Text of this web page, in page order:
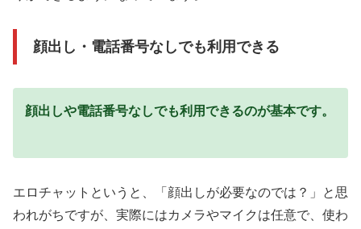
顔出し・電話番号なしでも利用できる
顔出しや電話番号なしでも利用できるのが基本です。
エロチャットというと、「顔出しが必要なのでは？」と思
われがちですが、実際にはカメラやマイクは任意で、使わ